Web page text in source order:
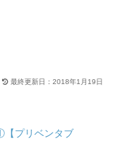
最終更新日：2018年1月19日
プリベンタブ